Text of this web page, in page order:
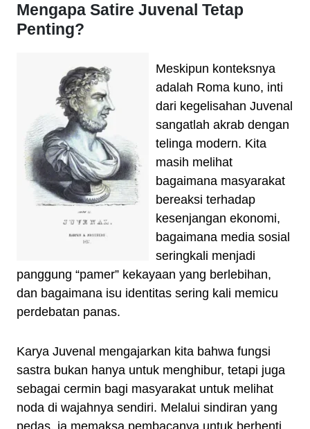
Mengapa Satire Juvenal Tetap
Penting?
Meskipun konteksnya
adalah Roma kuno, inti
dari kegelisahan Juvenal
sangatlah akrab dengan
telinga modern. Kita
masih melihat
bagaimana masyarakat
bereaksi terhadap
kesenjangan ekonomi,
bagaimana media sosial
seringkali menjadi
panggung “pamer” kekayaan yang berlebihan,
dan bagaimana isu identitas sering kali memicu
perdebatan panas.
Karya Juvenal mengajarkan kita bahwa fungsi
sastra bukan hanya untuk menghibur, tetapi juga
sebagai cermin bagi masyarakat untuk melihat
noda di wajahnya sendiri. Melalui sindiran yang
pedas, ia memaksa pembacanya untuk berhenti